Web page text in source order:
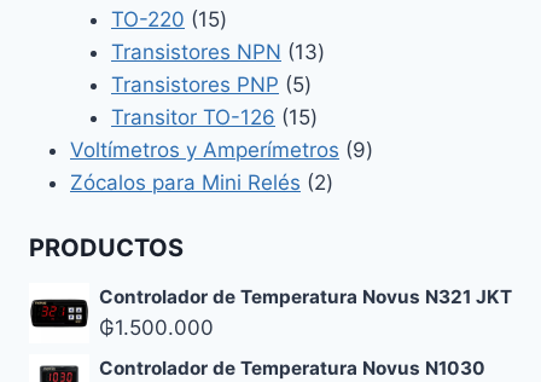
TO-220 1515
productos
Transistores NPN 1313
Transistores PNP 55
productos
Transitor TO-126 1515
productos
Voltímetros y Amperímetros 99
Zócalos para Mini Relés 22
PRODUCTOS
Controlador de Temperatura Novus N321 JKT
₲1.500.000
Controlador de Temperatura Novus N1030